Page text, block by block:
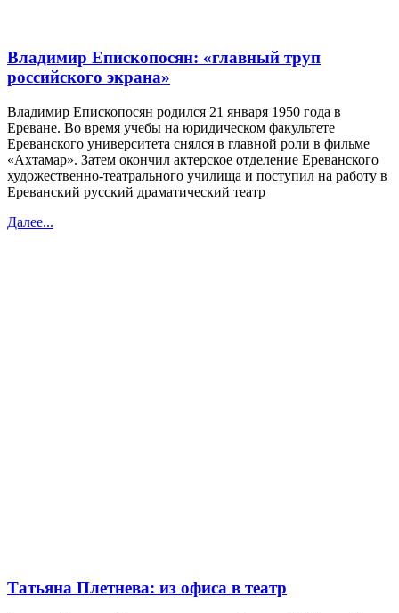
Владимир Епископосян: «главный труп
российского экрана»
Владимир Епископосян родился 21 января 1950 года в
Ереване. Во время учебы на юридическом факультете
Ереванского университета снялся в главной роли в фильме
«Ахтамар». Затем окончил актерское отделение Ереванского
художественно-театрального училища и поступил на работу в
Ереванский русский драматический театр
Далее...
Татьяна Плетнева: из офиса в театр